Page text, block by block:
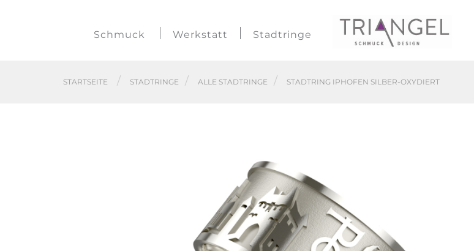
Schmuck Werkstatt Stadtringe
STARTSEITE STADTRINGE ALLE STADTRINGE STADTRING IPHOFEN SILBER-OXYDIERT